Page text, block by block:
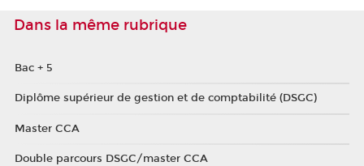
Dans la même rubrique
Bac + 5
Diplôme supérieur de gestion et de comptabilité (DSGC)
Master CCA
Double parcours DSGC/master CCA